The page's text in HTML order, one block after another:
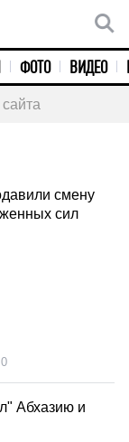
ФОТО ВИДЕО
смену
сил
0
Абхазию и